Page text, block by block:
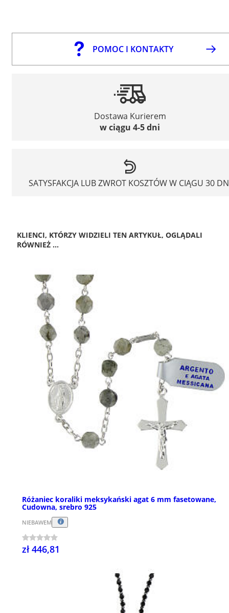
POMOC I KONTAKTY
Dostawa Kurierem
w ciągu 4-5 dni
SATYSFAKCJA LUB ZWROT KOSZTÓW W CIĄGU 30
KLIENCI, KTÓRZY WIDZIELI TEN ARTYKUŁ, OGLĄDALI
RÓWNIEŻ ...
Różaniec koraliki meksykański agat 6 mm fasetowane,
Cudowna, srebro 925
NIEBAWEM
zł 446,81